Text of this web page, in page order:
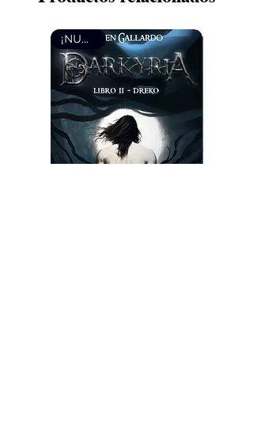
¡NUEVO!